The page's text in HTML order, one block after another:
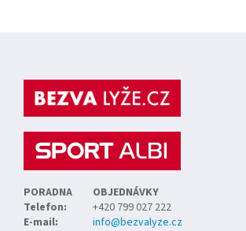
PORADNA
OBJEDNÁVKY
Telefon:
+420 799 027 222
E-mail:
info@bezvalyze.cz